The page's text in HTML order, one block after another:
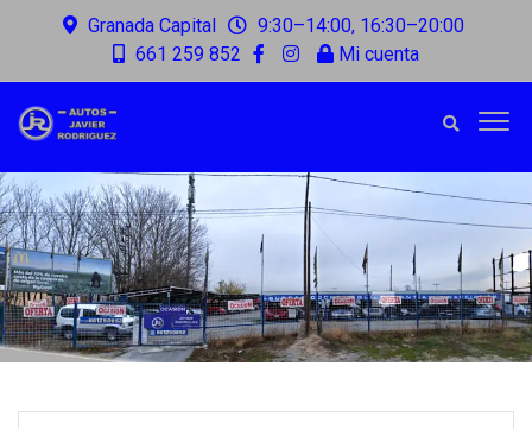
Granada Capital
9:30–14:00, 16:30–20:00
661 259 852
Mi cuenta